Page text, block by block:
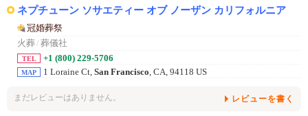
ネプチューン ソサエティー オブ ノーザン カリフォルニア
冠婚葬祭
火葬/ 葬儀社
TEL +1 (800) 229-5706
MAP 1 Loraine Ct, San Francisco , CA, 94118 US
まだレビューはありません。 レビューを書く